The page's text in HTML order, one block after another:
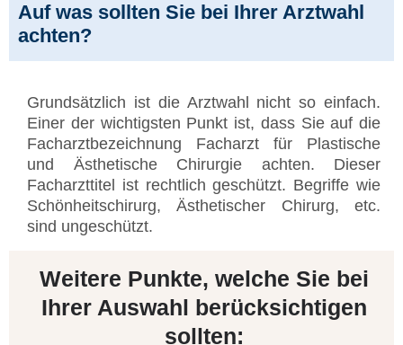
Auf was sollten Sie bei Ihrer Arztwahl
achten?
Grundsätzlich ist die Arztwahl nicht so einfach.
Einer der wichtigsten Punkt ist, dass Sie auf die
Facharztbezeichnung Facharzt für Plastische
und Ästhetische Chirurgie achten. Dieser
Facharzttitel ist rechtlich geschützt. Begriffe wie
Schönheitschirurg, Ästhetischer Chirurg, etc.
sind ungeschützt.
Weitere Punkte, welche Sie bei
Ihrer Auswahl berücksichtigen
sollten: